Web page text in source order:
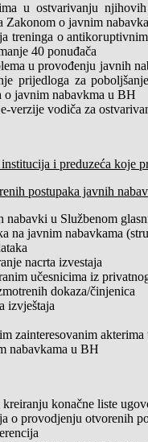
u ostvarivanju
Zakonom o javnim
treninga o
40 ponuđača
u provođenju javnih
prijedloga za
o javnim nabavkma u BH
verzije vodiča za
i preduzeća koje
postupaka javnih
nabavki u Službenom
na javnim nabavkama
nacrta izvestaja
učesnicima iz
dokaza/činjenica
izvještaja
zainteresovanim
nabavkama u BH
kreiranju konačne liste
o provodjenju otvorenih